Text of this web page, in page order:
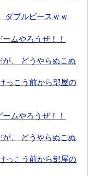
ダブルピースｗｗ
ムやろうぜ！！
、 どうやらぬこぬ
っこう前から部屋の
ムやろうぜ！！
、 どうやらぬこぬ
っこう前から部屋の